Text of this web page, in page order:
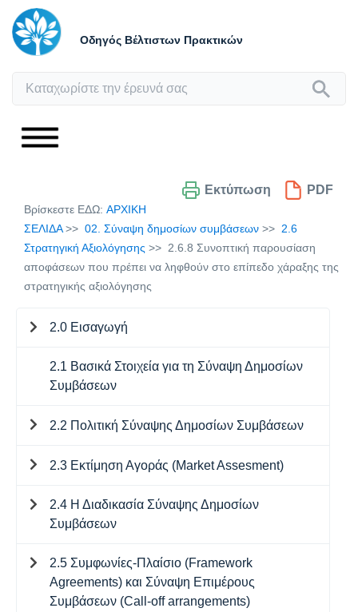
Οδηγός Βέλτιστων Πρακτικών
Εκτύπωση PDF
Βρίσκεστε ΕΔΩ: ΑΡΧΙΚΗ
ΣΕΛΙΔΑ
02. Σύναψη δημοσίων συμβάσεων
2.6
Στρατηγική Αξιολόγησης
2.6.8 Συνοπτική παρουσίαση
αποφάσεων που πρέπει να ληφθούν στο επίπεδο χάραξης της
στρατηγικής αξιολόγησης
2.0 Εισαγωγή
2.1 Βασικά Στοιχεία για τη Σύναψη Δημοσίων
Συμβάσεων
2.2 Πολιτική Σύναψης Δημοσίων Συμβάσεων
2.3 Εκτίμηση Αγοράς (Market Assesment)
2.4 Η Διαδικασία Σύναψης Δημοσίων
Συμβάσεων
2.5 Συμφωνίες-Πλαίσιο (Framework
Agreements) και Σύναψη Επιμέρους
Συμβάσεων (Call-off arrangements)